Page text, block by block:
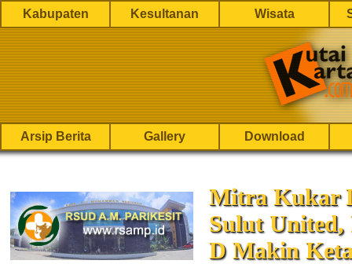
Kabupaten Kesultanan Wisata
Arsip Berita Gallery Download
Mitra Kukar
Sulut United,
D Makin